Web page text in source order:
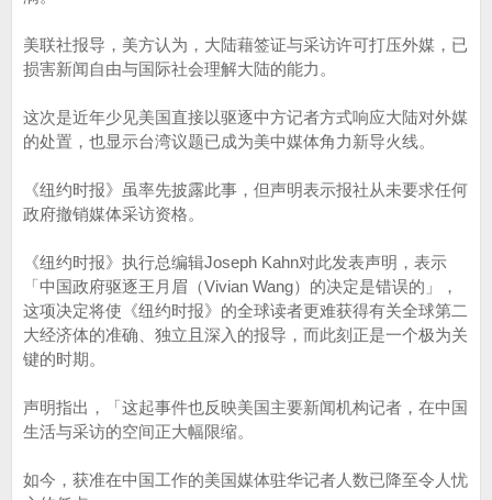
美联社报导，美方认为，大陆藉签证与采访许可打压外媒，已
损害新闻自由与国际社会理解大陆的能力。
这次是近年少见美国直接以驱逐中方记者方式响应大陆对外媒
的处置，也显示台湾议题已成为美中媒体角力新导火线。
《纽约时报》虽率先披露此事，但声明表示报社从未要求任何
政府撤销媒体采访资格。
《纽约时报》执行总编辑Joseph Kahn对此发表声明，表示
「中国政府驱逐王月眉（Vivian Wang）的决定是错误的」，
这项决定将使《纽约时报》的全球读者更难获得有关全球第二
大经济体的准确、独立且深入的报导，而此刻正是一个极为关
键的时期。
声明指出，「这起事件也反映美国主要新闻机构记者，在中国
生活与采访的空间正大幅限缩。
如今，获准在中国工作的美国媒体驻华记者人数已降至令人忧